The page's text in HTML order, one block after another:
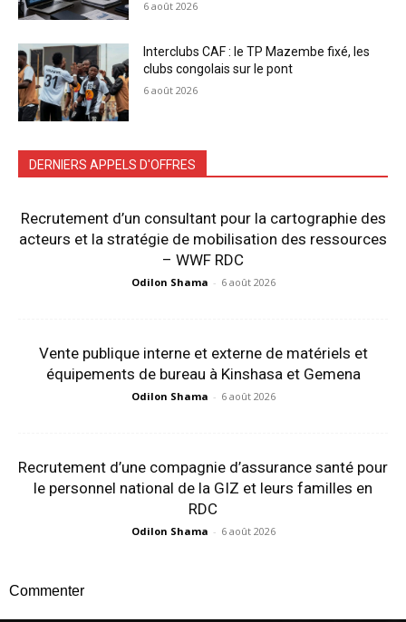
6 août 2026
Interclubs CAF : le TP Mazembe fixé, les
clubs congolais sur le pont
6 août 2026
DERNIERS APPELS D'OFFRES
Recrutement d’un consultant pour la cartographie des
acteurs et la stratégie de mobilisation des ressources
– WWF RDC
Odilon Shama - 6 août 2026
Vente publique interne et externe de matériels et
équipements de bureau à Kinshasa et Gemena
Odilon Shama - 6 août 2026
Recrutement d’une compagnie d’assurance santé pour
le personnel national de la GIZ et leurs familles en
RDC
Odilon Shama - 6 août 2026
Commenter